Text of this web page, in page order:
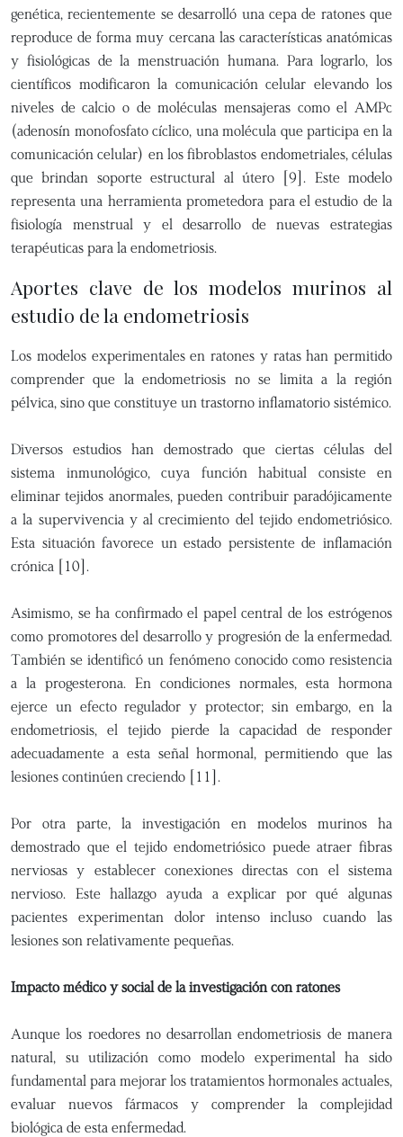
genética, recientemente se desarrolló una cepa de ratones que
reproduce de forma muy cercana las características anatómicas
y fisiológicas de la menstruación humana. Para lograrlo, los
científicos modificaron la comunicación celular elevando los
niveles de calcio o de moléculas mensajeras como el AMPc
(adenosín monofosfato cíclico, una molécula que participa en la
comunicación celular) en los fibroblastos endometriales, células
que brindan soporte estructural al útero [9]. Este modelo
representa una herramienta prometedora para el estudio de la
fisiología menstrual y el desarrollo de nuevas estrategias
terapéuticas para la endometriosis.
Aportes clave de los modelos murinos al
estudio de la endometriosis
Los modelos experimentales en ratones y ratas han permitido
comprender que la endometriosis no se limita a la región
pélvica, sino que constituye un trastorno inflamatorio sistémico.
Diversos estudios han demostrado que ciertas células del
sistema inmunológico, cuya función habitual consiste en
eliminar tejidos anormales, pueden contribuir paradójicamente
a la supervivencia y al crecimiento del tejido endometriósico.
Esta situación favorece un estado persistente de inflamación
crónica [10].
Asimismo, se ha confirmado el papel central de los estrógenos
como promotores del desarrollo y progresión de la enfermedad.
También se identificó un fenómeno conocido como resistencia
a la progesterona. En condiciones normales, esta hormona
ejerce un efecto regulador y protector; sin embargo, en la
endometriosis, el tejido pierde la capacidad de responder
adecuadamente a esta señal hormonal, permitiendo que las
lesiones continúen creciendo [11].
Por otra parte, la investigación en modelos murinos ha
demostrado que el tejido endometriósico puede atraer fibras
nerviosas y establecer conexiones directas con el sistema
nervioso. Este hallazgo ayuda a explicar por qué algunas
pacientes experimentan dolor intenso incluso cuando las
lesiones son relativamente pequeñas.
Impacto médico y social de la investigación con ratones
Aunque los roedores no desarrollan endometriosis de manera
natural, su utilización como modelo experimental ha sido
fundamental para mejorar los tratamientos hormonales actuales,
evaluar nuevos fármacos y comprender la complejidad
biológica de esta enfermedad.